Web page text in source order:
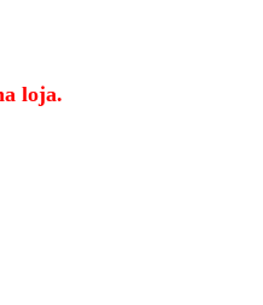
loja.